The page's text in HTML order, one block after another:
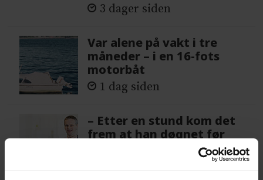
3 dager siden
Var alene på vakt i tre
måneder – i en 16-fots
motorbåt
1 dag siden
– Etter en stund kom det
frem at han døgnet før
hadde drukket 25 vodka